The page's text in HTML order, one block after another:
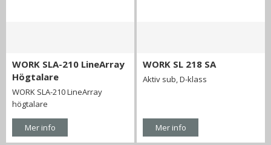
WORK SLA-210 LineArray
Högtalare
WORK SLA-210 LineArray
högtalare
Mer info
WORK SL 218 SA
Aktiv sub, D-klass
Mer info